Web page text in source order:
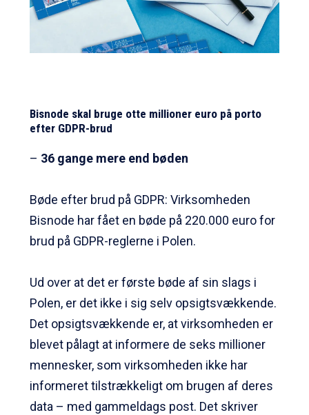
Bisnode skal bruge otte millioner euro på porto
efter GDPR-brud
– 36 gange mere end bøden
Bøde efter brud på GDPR: Virksomheden
Bisnode har fået en bøde på 220.000 euro for
brud på GDPR-reglerne i Polen.
Ud over at det er første bøde af sin slags i
Polen, er det ikke i sig selv opsigtsvækkende.
Det opsigtsvækkende er, at virksomheden er
blevet pålagt at informere de seks millioner
mennesker, som virksomheden ikke har
informeret tilstrækkeligt om brugen af deres
data – med gammeldags post. Det skriver